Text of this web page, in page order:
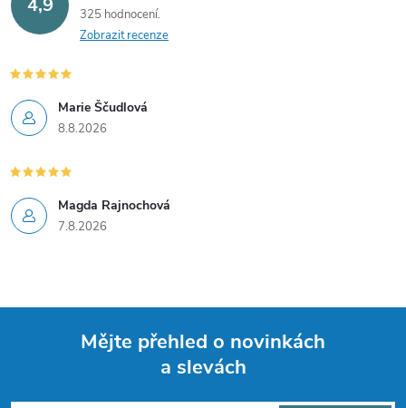
4,9
325 hodnocení
Zobrazit recenze
Marie Ščudlová
8.8.2026
Magda Rajnochová
7.8.2026
Mějte přehled o novinkách
a slevách